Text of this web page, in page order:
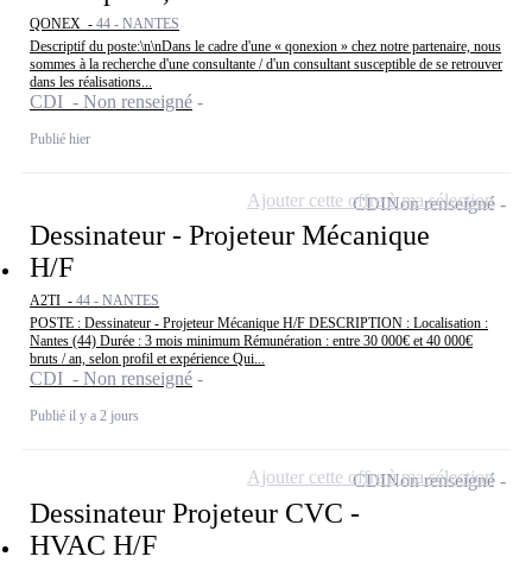
QONEX - 44 - NANTES
Descriptif du poste:\n\nDans le cadre d'une « qonexion » chez notre partenaire, nous
sommes à la recherche d'une consultante / d'un consultant susceptible de se retrouver
dans les réalisations...
CDI - Non renseigné
Publié hier
Dessinateur - Projeteur Mécanique
H/F
A2TI - 44 - NANTES
POSTE : Dessinateur - Projeteur Mécanique H/F DESCRIPTION : Localisation :
Nantes (44) Durée : 3 mois minimum Rémunération : entre 30 000€ et 40 000€
bruts / an, selon profil et expérience Qui...
CDI - Non renseigné
Publié il y a 2 jours
CDINon renseigné
Ajouter cette offre à ma sélection
Dessinateur Projeteur CVC -
HVAC H/F
CDINon renseigné
Ajouter cette offre à ma sélection